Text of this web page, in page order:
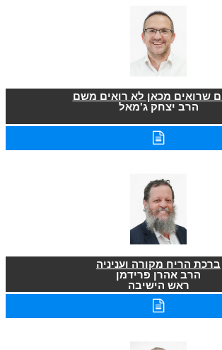
שרואים מכאן לא רואים משם
הרב יצחק ג'מאל
ברכת הריח מקורה ועניניה
הרב אהרן פרידמן
ראש הישיבה